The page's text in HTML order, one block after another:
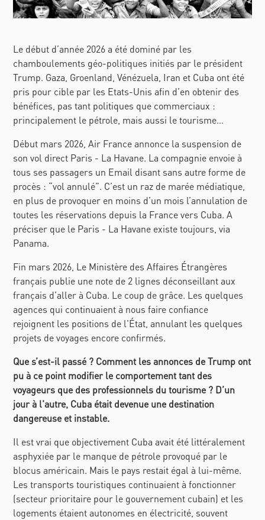
Le début d’année 2026 a été dominé par les
chamboulements géo-politiques initiés par le président
Trump. Gaza, Groenland, Vénézuela, Iran et Cuba ont été
pris pour cible par les Etats-Unis afin d’en obtenir des
bénéfices, pas tant politiques que commerciaux :
principalement le pétrole, mais aussi le tourisme…
Début mars 2026, Air France annonce la suspension de
son vol direct Paris - La Havane. La compagnie envoie à
tous ses passagers un Email disant sans autre forme de
procès : “vol annulé”. C’est un raz de marée médiatique,
en plus de provoquer en moins d’un mois l’annulation de
toutes les réservations depuis la France vers Cuba. A
préciser que le Paris - La Havane existe toujours, via
Panama.
Fin mars 2026, Le Ministère des Affaires Étrangères
français publie une note de 2 lignes déconseillant aux
français d’aller à Cuba. Le coup de grâce. Les quelques
agences qui continuaient à nous faire confiance
rejoignent les positions de l'État, annulant les quelques
projets de voyages encore confirmés.
Que s’est-il passé ? Comment les annonces de Trump ont
pu à ce point modifier le comportement tant des
voyageurs que des professionnels du tourisme ? D’un
jour à l'autre, Cuba était devenue une destination
dangereuse et instable.
Il est vrai que objectivement Cuba avait été littéralement
asphyxiée par le manque de pétrole provoqué par le
blocus américain. Mais le pays restait égal à lui-même.
Les transports touristiques continuaient à fonctionner
(secteur prioritaire pour le gouvernement cubain) et les
logements étaient autonomes en électricité, souvent